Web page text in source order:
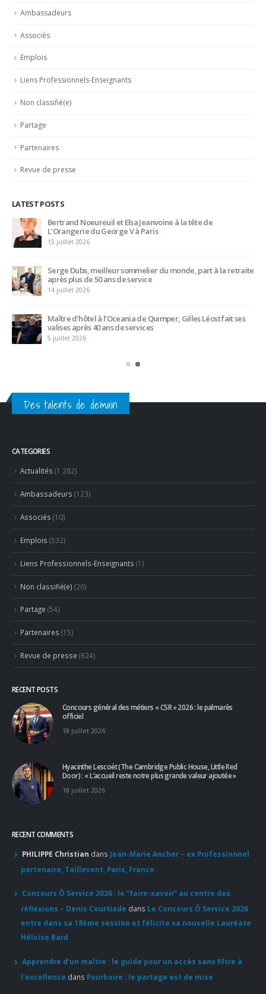
Ambassadeurs
Associés
Emplois
Liens Professionnels-Enseignants
Non classifié(e)
Partage
Partenaires
Revue de presse
LATEST POSTS
Concours général des métiers « CSR » 2026 : le palmarès
officiel
18 juillet 2026
Hyacinthe Lescoët (The Cambridge Public House, Little Red
Door) : « L’accueil reste notre plus grande valeur ajoutée »
18 juillet 2026
Trophée du Maître d’Hôtel 2027 : les douze demi-finalistes
dévoilés
16 juillet 2026
Des talents de demain
CATEGORIES
Actualités (1 282)
Ambassadeurs (123)
Associés (10)
Emplois (532)
Liens Professionnels-Enseignants (1)
Non classifié(e) (26)
Partage (54)
Partenaires (15)
Revue de presse (624)
RECENT POSTS
Concours général des métiers « CSR » 2026 : le palmarès
officiel
18 juillet 2026
Hyacinthe Lescoët (The Cambridge Public House, Little Red
Door) : « L’accueil reste notre plus grande valeur ajoutée »
18 juillet 2026
RECENT COMMENTS
PHILIPPE Christian dans Jean-Marie Ancher – ex Professionnel
partenaire, Taillevent, Paris, France
Concours Ô Service 2026 : le “faire-savoir” au centre des
réflexions – Denis Courtiade dans Le Concours Ô Service 2026
entre dans sa 18ème session et félicite sa nouvelle Lauréate
Héloïse Bard
Apprendre d'un maître : le guide pour un accès sans filtre à
l'excellence dans Pourboire : le partage est de mise